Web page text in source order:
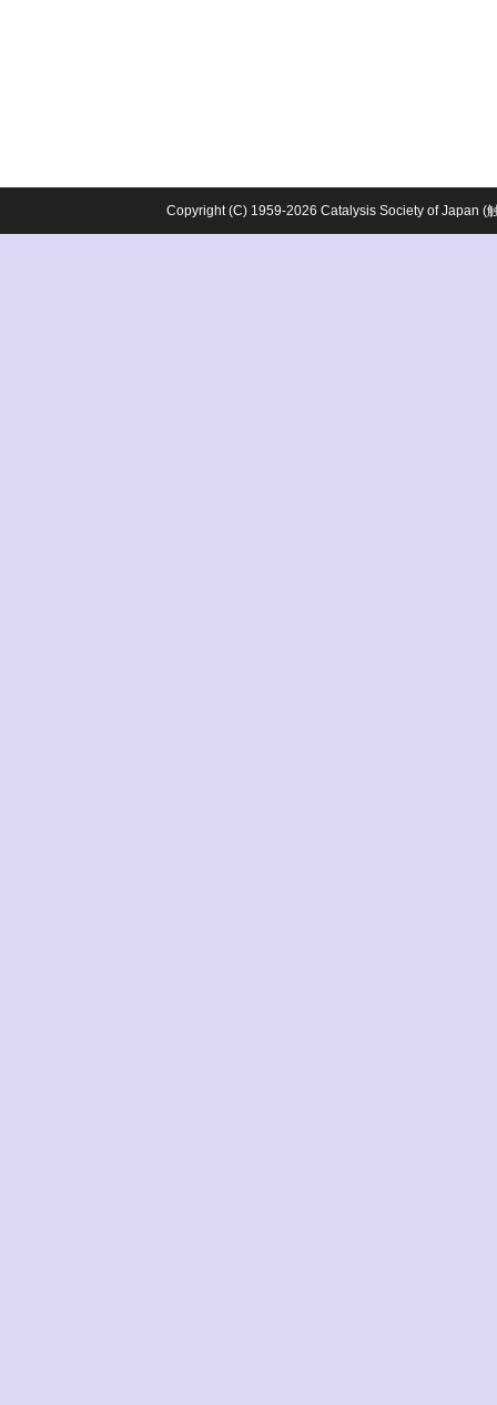
Copyright (C) 1959-2026 Catalysis Society of Japan (